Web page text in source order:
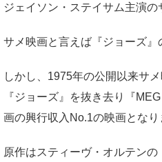
ジェイソン・ステイサム主演の
サメ映画と言えば『ジョーズ』
しかし、1975年の公開以来サ
『ジョーズ』を抜き去り『
画の興行収入No.1の映画となり
原作はスティーヴ・オルテンの